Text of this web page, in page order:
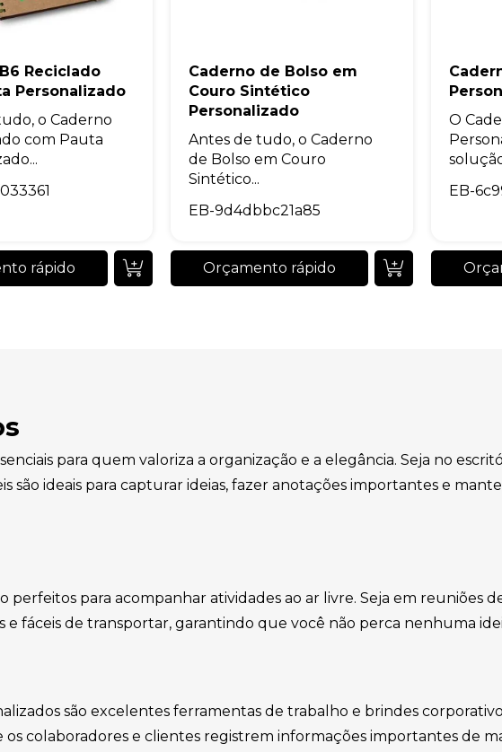
Reciclado
Personalizado
o Caderno
com Pauta
rápido
Caderno de Bolso em
Couro Sintético
Personalizado
Antes de tudo, o Caderno
de Bolso em Couro
Sintético...
EB-9d4dbbc21a85
Orçamento rápido
O
EB-
para quem valoriza a organização e a elegância. Seja no
são ideais para capturar ideias, fazer anotações importantes e
perfeitos para acompanhar atividades ao ar livre. Seja em reuniões
fáceis de transportar, garantindo que você não perca nenhuma
são excelentes ferramentas de trabalho e brindes
colaboradores e clientes registrem informações importantes de